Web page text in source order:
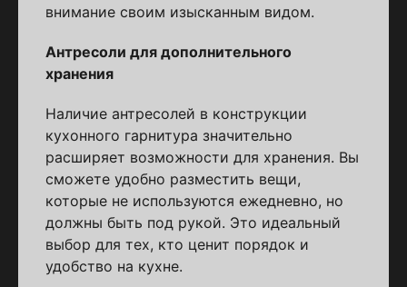
внимание своим изысканным видом.
Антресоли для дополнительного
хранения
Наличие антресолей в конструкции
кухонного гарнитура значительно
расширяет возможности для хранения. Вы
сможете удобно разместить вещи,
которые не используются ежедневно, но
должны быть под рукой. Это идеальный
выбор для тех, кто ценит порядок и
удобство на кухне.